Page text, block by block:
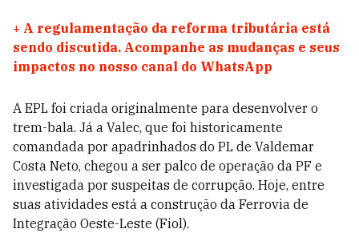
+ A regulamentação da reforma tributária está
sendo discutida. Acompanhe as mudanças e seus
impactos no nosso canal do WhatsApp
A EPL foi criada originalmente para desenvolver o
trem-bala. Já a Valec, que foi historicamente
comandada por apadrinhados do PL de Valdemar
Costa Neto, chegou a ser palco de operação da PF e
investigada por suspeitas de corrupção. Hoje, entre
suas atividades está a construção da Ferrovia de
Integração Oeste-Leste (Fiol).